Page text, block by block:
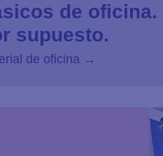
de oficina.
supuesto.
de oficina →